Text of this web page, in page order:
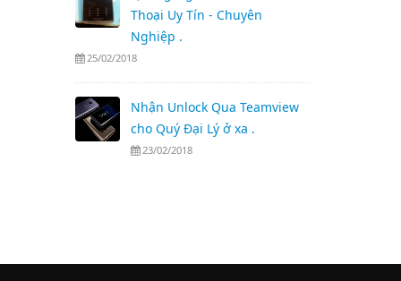
Thoại Uy Tín - Chuyên
Nghiệp .
25/02/2018
Nhận Unlock Qua Teamview
cho Quý Đại Lý ở xa .
23/02/2018